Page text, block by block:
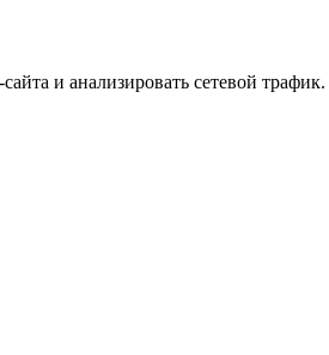
и анализировать сетевой трафик.